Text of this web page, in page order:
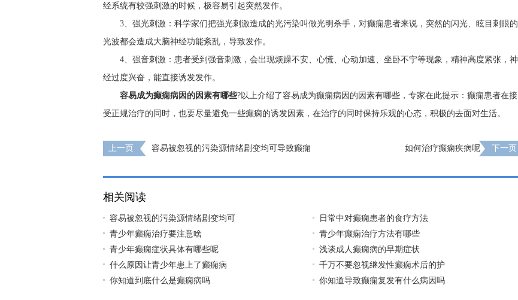
经系统有较强刺激的时候，极容易引起突然发作。
3、强光刺激：科学家们把强光刺激造成的光污染叫做光明杀手，对癫痫患者来说，突然的闪光、眩目刺眼的
光波都会造成大脑神经功能紊乱，导致发作。
4、强音刺激：患者受到强音刺激，会出现烦躁不安、心慌、心动加速、坐卧不宁等现象，精神高度紧张，神
经过度兴奋，能直接诱发发作。
容易成为癫痫病因的因素有哪些?以上介绍了容易成为癫痫病因的因素有哪些，专家在此提示：癫痫患者在接
受正规治疗的同时，也要尽量避免一些癫痫的诱发因素，在治疗的同时保持乐观的心态，积极的去面对生活。
上一页
容易被忽视的污染源情绪剧变均可导致癫痫
如何治疗癫痫疾病呢 下一页
相关阅读
容易被忽视的污染源情绪剧变均可
日常中对癫痫患者的食疗方法
青少年癫痫治疗要注意啥
青少年癫痫治疗方法有哪些
青少年癫痫症状具体有哪些呢
浅谈成人癫痫病的早期症状
什么原因让青少年患上了癫痫病
千万不要忽视继发性癫痫术后的护
你知道到底什么是癫痫病吗
你知道导致癫痫复发有什么病因吗